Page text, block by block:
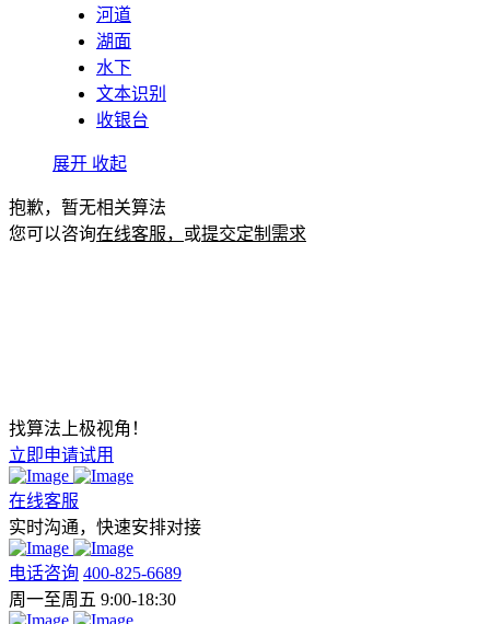
河道
湖面
水下
文本识别
收银台
展开 收起
抱歉，暂无相关算法
您可以咨询在线客服， 或提交定制需求
找算法上极视角！
立即申请试用
在线客服
实时沟通，快速安排对接
电话咨询 400-825-6689
周一至周五 9:00-18:30